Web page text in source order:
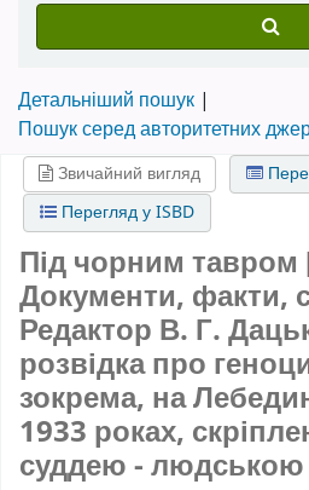
Детальніший пошук
Пошук серед авторитетних
Звичайний вигляд
Перегляд у ISBD
Під чорним тавром
Документи, факти,
Редактор В. Г.
розвідка про
зокрема, на
1933 роках,
суддею -